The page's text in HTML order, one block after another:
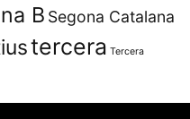
B Segona Catalana
tercera Tercera